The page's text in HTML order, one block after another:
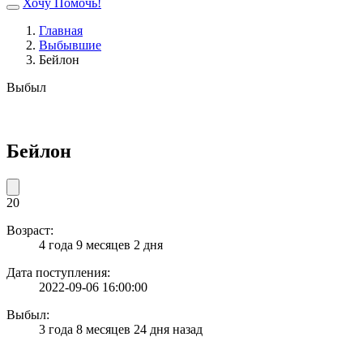
Хочу Помочь!
Главная
Выбывшие
Бейлон
Выбыл
Бейлон
20
Возраст:
4 года 9 месяцев 2 дня
Дата поступления:
2022-09-06 16:00:00
Выбыл:
3 года 8 месяцев 24 дня назад